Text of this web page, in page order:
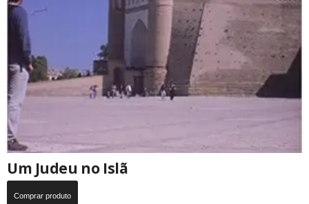
Um Judeu no Islã
Comprar produto